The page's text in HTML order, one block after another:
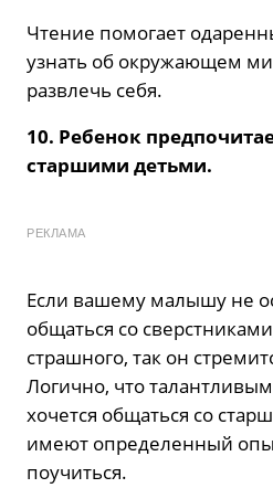
Чтение помогает
узнать об окружающем
развлечь себя.
10. Ребенок
старшими детьми.
РЕКЛАМА
Если вашему малышу не
общаться со
страшного, так он
Логично, что
хочется общаться со
имеют определенный
поучиться.